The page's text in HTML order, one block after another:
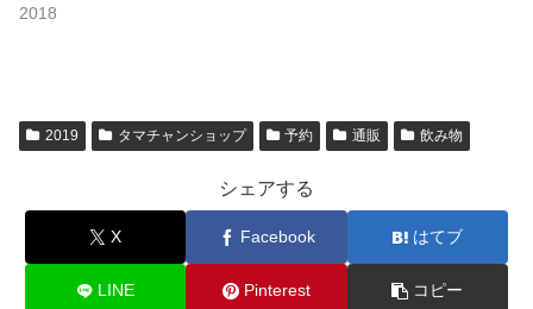
2018
2019 タマチャンショップ 予約 通販 飲み物
シェアする
X Facebook はてブ
LINE Pinterest コピー